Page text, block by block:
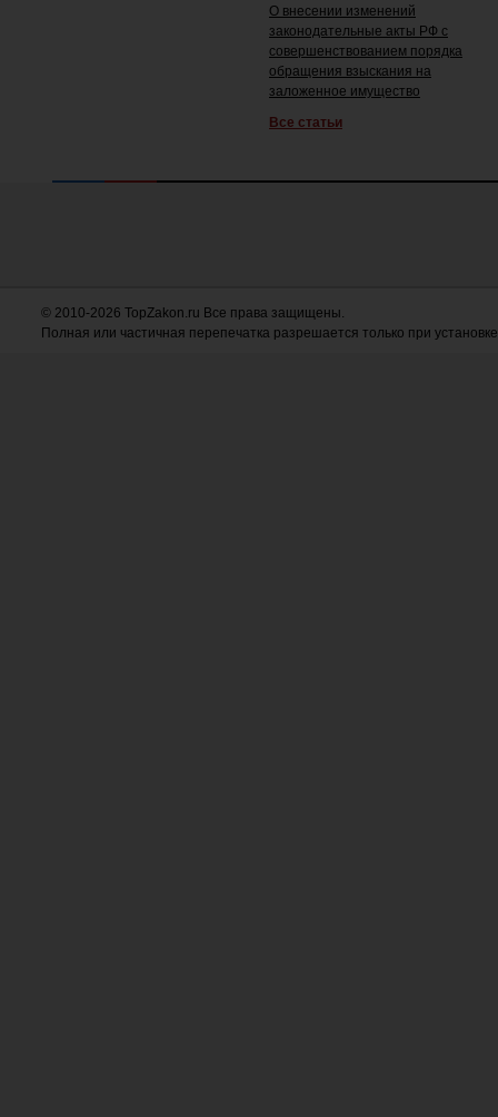
О внесении изменений
законодательные акты РФ с
совершенствованием порядка
обращения взыскания на
заложенное имущество
Все статьи
© 2010-2026 TopZakon.ru Все права защищены.
Полная или частичная перепечатка разрешается только при